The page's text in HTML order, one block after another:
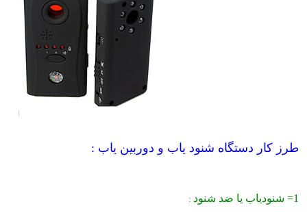
طرز کار دستگاه شنود یاب و دوربین یاب :
1= شنودیاب یا ضد شنود :